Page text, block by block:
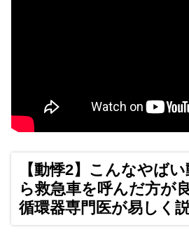
【動悸2】こんなやば
ら救急車を呼んだ方が
循環器専門医が易しく説